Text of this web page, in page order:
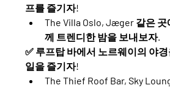
프를 즐기자!
The Villa Oslo, Jæger 같은 곳
께 트렌디한 밤을 보내보자.
✅ 루프탑 바에서 노르웨이의 야
일을 즐기자!
The Thief Roof Bar, Sky